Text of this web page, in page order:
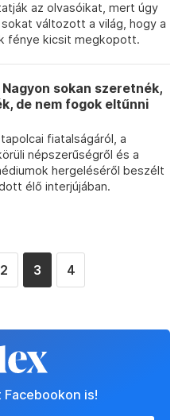
az olvasóikat, mert úgy
változott a világ, hogy a
fénye kicsit megkopott.
Nagyon sokan szeretnék,
de nem fogok eltűnni
fiatalságáról, a
népszerűségről és a
hergeléséről beszélt
élő interjújában.
2 3 4
is!